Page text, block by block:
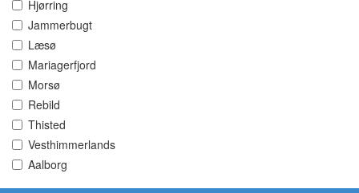
Hjørring
Jammerbugt
Læsø
Mariagerfjord
Morsø
Rebild
Thisted
Vesthimmerlands
Aalborg